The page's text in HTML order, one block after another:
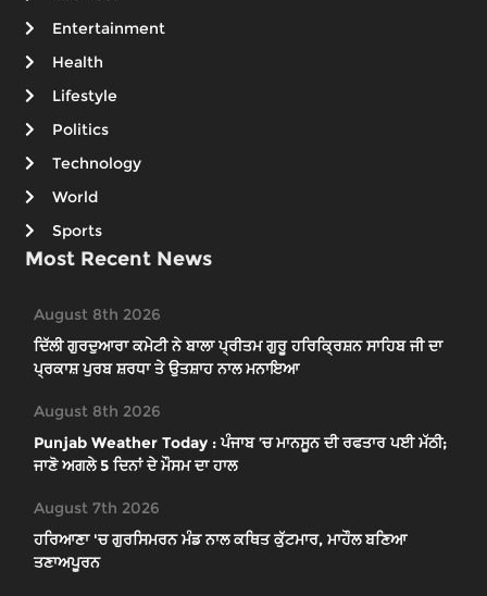
Entertainment
Health
Lifestyle
Politics
Technology
World
Sports
Most Recent News
August 8th 2026
ਦਿੱਲੀ ਗੁਰਦੁਆਰਾ ਕਮੇਟੀ ਨੇ ਬਾਲਾ ਪ੍ਰੀਤਮ ਗੁਰੂ ਹਰਿਕ੍ਰਿਸ਼ਨ ਸਾਹਿਬ ਜੀ ਦਾ
ਪ੍ਰਕਾਸ਼ ਪੁਰਬ ਸ਼ਰਧਾ ਤੇ ਉਤਸ਼ਾਹ ਨਾਲ ਮਨਾਇਆ
August 8th 2026
Punjab Weather Today : ਪੰਜਾਬ ’ਚ ਮਾਨਸੂਨ ਦੀ ਰਫਤਾਰ ਪਈ ਮੱਠੀ;
ਜਾਣੋ ਅਗਲੇ 5 ਦਿਨਾਂ ਦੇ ਮੌਸਮ ਦਾ ਹਾਲ
August 7th 2026
ਹਰਿਆਣਾ 'ਚ ਗੁਰਸਿਮਰਨ ਮੰਡ ਨਾਲ ਕਥਿਤ ਕੁੱਟਮਾਰ, ਮਾਹੌਲ ਬਣਿਆ
ਤਣਾਅਪੂਰਨ